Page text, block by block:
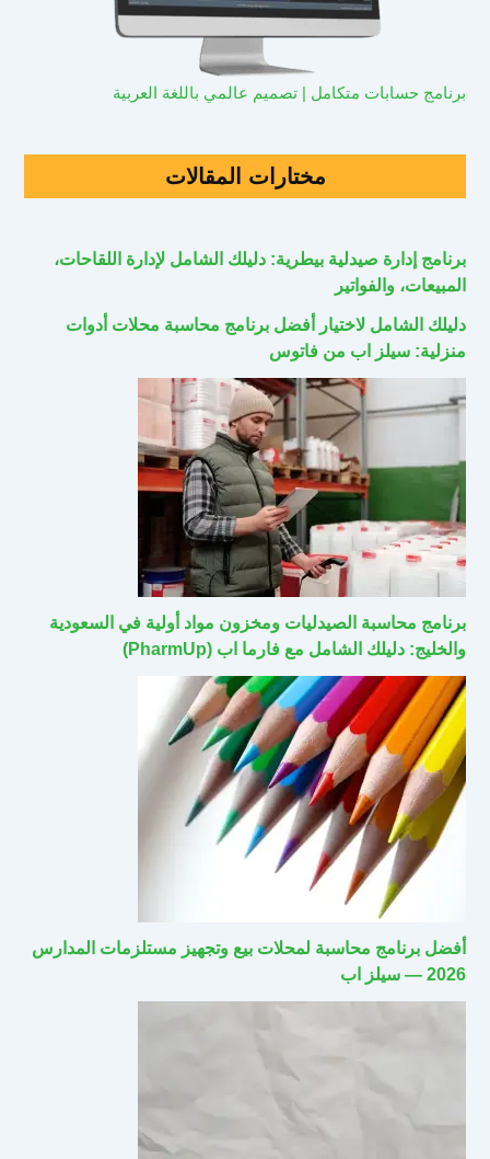
برنامج حسابات متكامل | تصميم عالمي باللغة العربية
مختارات المقالات
برنامج إدارة صيدلية بيطرية: دليلك الشامل لإدارة اللقاحات،
المبيعات، والفواتير
دليلك الشامل لاختيار أفضل برنامج محاسبة محلات أدوات
منزلية: سيلز اب من فاتوس
برنامج محاسبة الصيدليات ومخزون مواد أولية في السعودية
والخليج: دليلك الشامل مع فارما اب (PharmUp)
أفضل برنامج محاسبة لمحلات بيع وتجهيز مستلزمات المدارس
2026 — سيلز اب